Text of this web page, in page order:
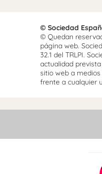
© Sociedad
© Quedan
página web.
32.1 del TRLPI.
actualidad
sitio web a
frente a cualquier